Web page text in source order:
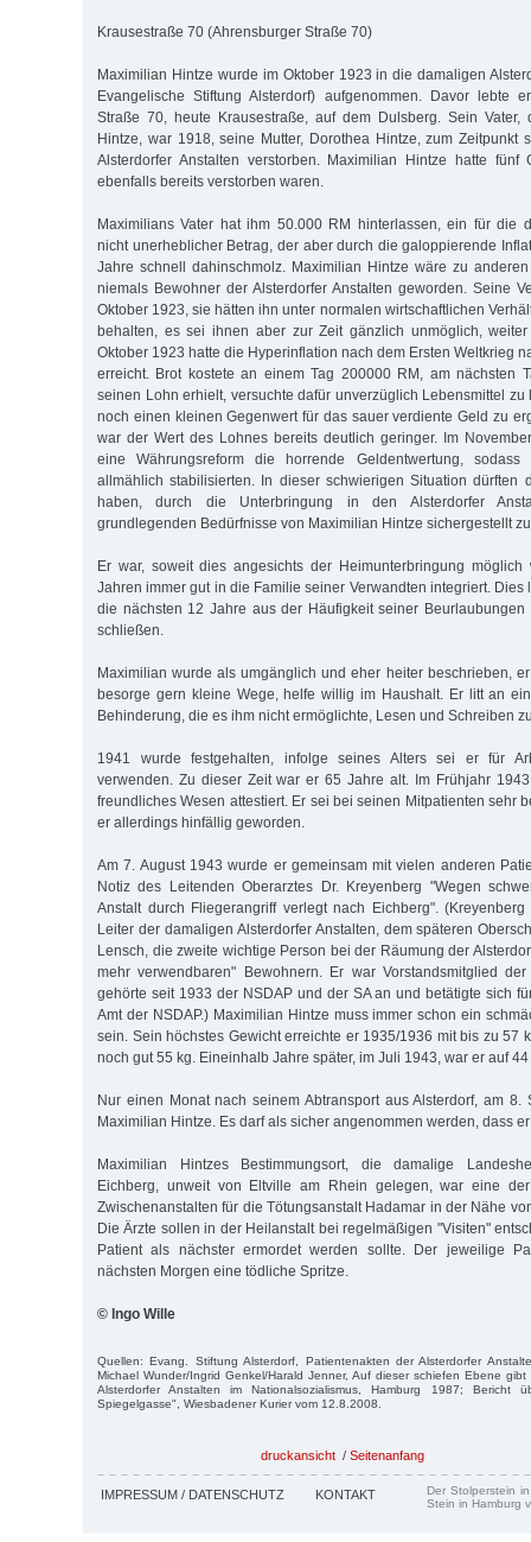
Krausestraße 70 (Ahrensburger Straße 70)
Maximilian Hintze wurde im Oktober 1923 in die damaligen
Evangelische Stiftung Alsterdorf) aufgenommen. Davor lebte
Straße 70, heute Krausestraße, auf dem Dulsberg. Sein Vater,
Hintze, war 1918, seine Mutter, Dorothea Hintze, zum Zeitpunkt
Alsterdorfer Anstalten verstorben. Maximilian Hintze hatte fünf
ebenfalls bereits verstorben waren.
Maximilians Vater hat ihm 50.000 RM hinterlassen, ein für die
nicht unerheblicher Betrag, der aber durch die galoppierende
Jahre schnell dahinschmolz. Maximilian Hintze wäre zu
niemals Bewohner der Alsterdorfer Anstalten geworden. Seine
Oktober 1923, sie hätten ihn unter normalen wirtschaftlichen
behalten, es sei ihnen aber zur Zeit gänzlich unmöglich,
Oktober 1923 hatte die Hyperinflation nach dem Ersten Weltkrieg
erreicht. Brot kostete an einem Tag 200000 RM, am nächsten
seinen Lohn erhielt, versuchte dafür unverzüglich Lebensmittel zu
noch einen kleinen Gegenwert für das sauer verdiente Geld zu
war der Wert des Lohnes bereits deutlich geringer. Im
eine Währungsreform die horrende Geldentwertung,
allmählich stabilisierten. In dieser schwierigen Situation dürften
haben, durch die Unterbringung in den Alsterdorfer
grundlegenden Bedürfnisse von Maximilian Hintze sichergestellt
Er war, soweit dies angesichts der Heimunterbringung
Jahren immer gut in die Familie seiner Verwandten integriert. Dies
die nächsten 12 Jahre aus der Häufigkeit seiner Beurlaubungen
schließen.
Maximilian wurde als umgänglich und eher heiter beschrieben,
besorge gern kleine Wege, helfe willig im Haushalt. Er litt an
Behinderung, die es ihm nicht ermöglichte, Lesen und Schreiben
1941 wurde festgehalten, infolge seines Alters sei er für
verwenden. Zu dieser Zeit war er 65 Jahre alt. Im Frühjahr
freundliches Wesen attestiert. Er sei bei seinen Mitpatienten sehr
er allerdings hinfällig geworden.
Am 7. August 1943 wurde er gemeinsam mit vielen anderen
Notiz des Leitenden Oberarztes Dr. Kreyenberg "Wegen
Anstalt durch Fliegerangriff verlegt nach Eichberg".
Leiter der damaligen Alsterdorfer Anstalten, dem späteren
Lensch, die zweite wichtige Person bei der Räumung der
mehr verwendbaren" Bewohnern. Er war Vorstandsmitglied der
gehörte seit 1933 der NSDAP und der SA an und betätigte sich
Amt der NSDAP.) Maximilian Hintze muss immer schon ein
sein. Sein höchstes Gewicht erreichte er 1935/1936 mit bis zu 57
noch gut 55 kg. Eineinhalb Jahre später, im Juli 1943, war er auf
Nur einen Monat nach seinem Abtransport aus Alsterdorf, am 8.
Maximilian Hintze. Es darf als sicher angenommen werden, dass
Maximilian Hintzes Bestimmungsort, die damalige
Eichberg, unweit von Eltville am Rhein gelegen, war eine
Zwischenanstalten für die Tötungsanstalt Hadamar in der Nähe
Die Ärzte sollen in der Heilanstalt bei regelmäßigen "Visiten"
Patient als nächster ermordet werden sollte. Der jeweilige
nächsten Morgen eine tödliche Spritze.
© Ingo Wille
Quellen: Evang. Stiftung Alsterdorf, Patientenakten der Alsterdorfer
Michael Wunder/Ingrid Genkel/Harald Jenner, Auf dieser schiefen Ebene
Alsterdorfer Anstalten im Nationalsozialismus, Hamburg 1987; Bericht
Spiegelgasse", Wiesbadener Kurier vom 12.8.2008.
druckansicht / Seitenanfang
IMPRESSUM / DATENSCHUTZ KONTAKT
Der Stolperstein
Stein in Hamburg